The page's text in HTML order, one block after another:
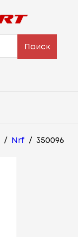
Поиск
/ Nrf / 350096